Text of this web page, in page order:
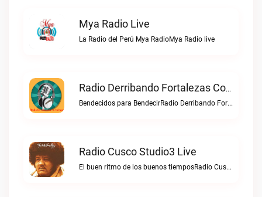
Mya Radio Live
La Radio del Perú Mya RadioMya Radio live
Radio Derribando Fortalezas Con Cristo Live
Bendecidos para BendecirRadio Derribando Fortalezas con Cristo live
Radio Cusco Studio3 Live
El buen ritmo de los buenos tiemposRadio Cusco Studio3 live